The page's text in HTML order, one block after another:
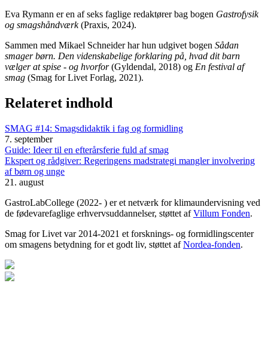
Eva Rymann er en af seks faglige redaktører bag bogen Gastrofysik
og smagshåndværk(Praxis, 2024).
Sammen med Mikael Schneider har hun udgivet bogen Sådan
smager børn. Den videnskabelige forklaring på, hvad dit barn
vælger at spise - og hvorfor(Gyldendal, 2018) og En festival af
smag (Smag for Livet Forlag, 2021).
Relateret indhold
SMAG #14: Smagsdidaktik i fag og formidling
7. september
Guide: Ideer til en efterårsferie fuld af smag
Ekspert og rådgiver: Regeringens madstrategi mangler involvering
af børn og unge
21. august
GastroLabCollege (2022- ) er et netværk for klimaundervisning ved
de fødevarefaglige erhvervsuddannelser, støttet afVillum Fonden.
Smag for Livet var 2014-2021 et forsknings- og formidlingscenter
om smagens betydning for et godt liv, støttet afNordea-fonden.